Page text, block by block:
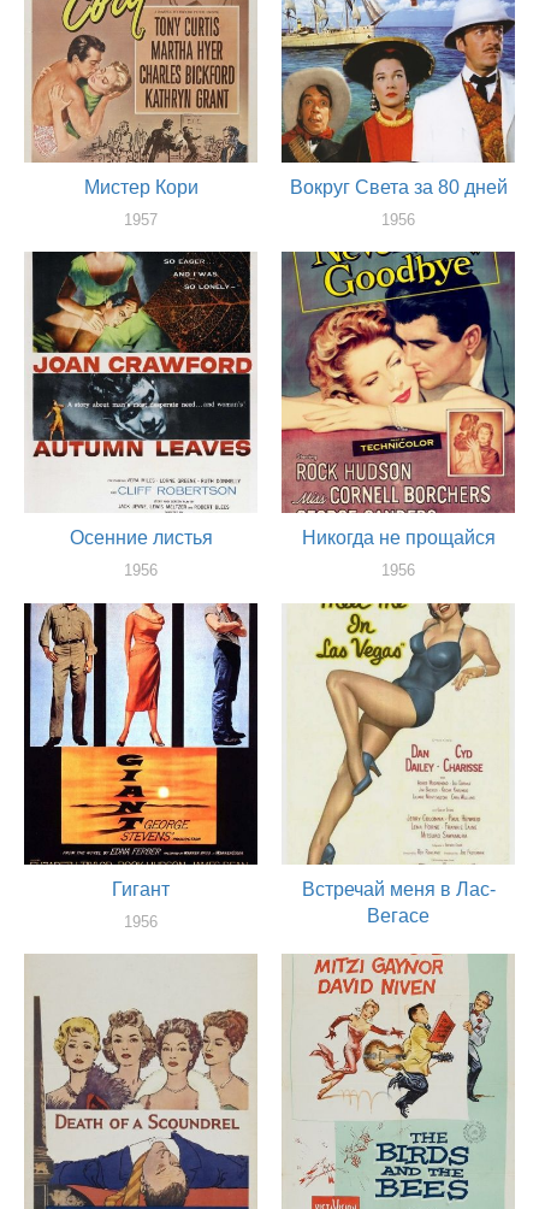
Мистер Кори
1957
Вокруг Света за 80 дней
1956
Осенние листья
1956
Никогда не прощайся
1956
Гигант
1956
Встречай меня в Лас-
Вегасе
актер